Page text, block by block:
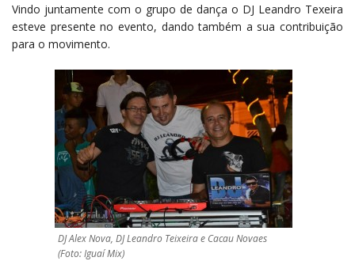
Vindo juntamente com o grupo de dança o DJ Leandro Texeira
esteve presente no evento, dando também a sua contribuição
para o movimento.
DJ Alex Nova, DJ Leandro Teixeira e Cacau Novaes
(Foto: Iguaí Mix)